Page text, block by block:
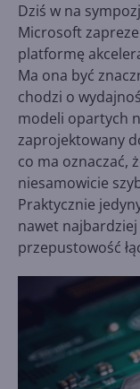
Dziś w na
Microsoft
platformę
Ma ona być
chodzi o
modeli opartych
zaprojektowany
co ma oznaczać,
niesamowicie
Praktycznie
nawet
przepustowość